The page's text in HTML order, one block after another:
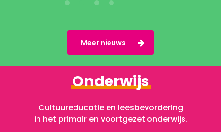
Meer nieuws
Onderwijs
Cultuureducatie en leesbevordering
in het primair en voortgezet onderwijs.